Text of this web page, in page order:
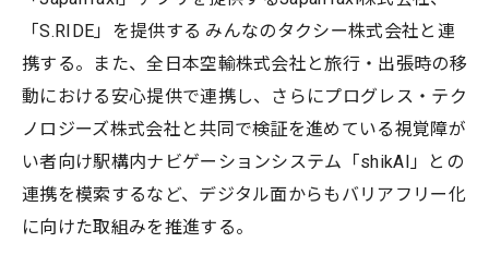
「S.RIDE」を提供する みんなのタクシー株式会社と連
携する。また、全日本空輸株式会社と旅行・出張時の移
動における安心提供で連携し、さらにプログレス・テク
ノロジーズ株式会社と共同で検証を進めている視覚障が
い者向け駅構内ナビゲーションシステム「shikAI」との
連携を模索するなど、デジタル面からもバリアフリー化
に向けた取組みを推進する。